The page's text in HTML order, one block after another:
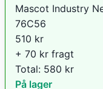
Mascot Industry
76C56
510 kr
+ 70 kr fragt
Total: 580 kr
På lager